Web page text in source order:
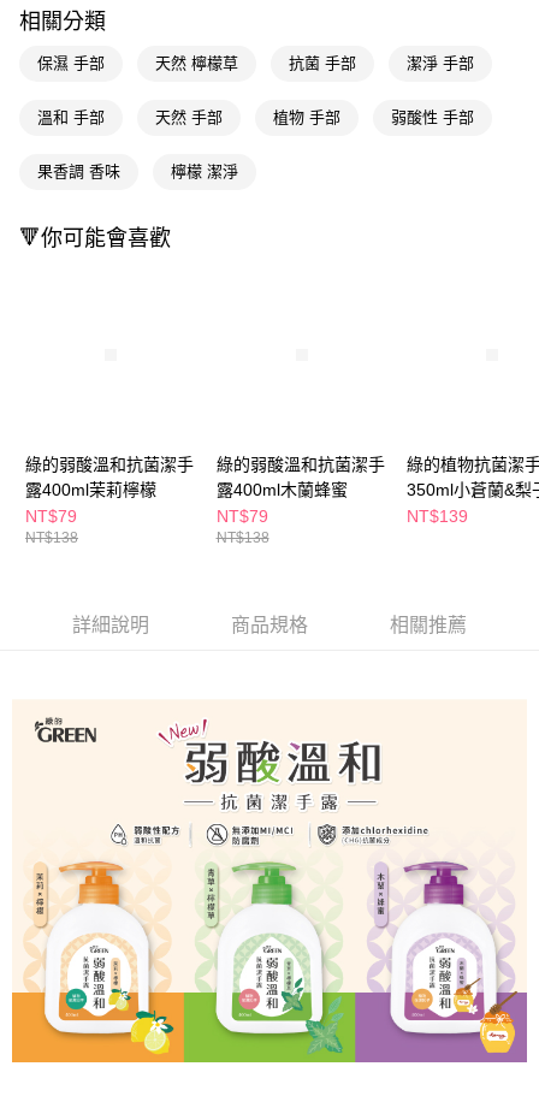
便利好安心！
１．簡單：不需註冊會員、不需綁卡、不需儲值。
２．便利：只要手機號碼，簡訊認證，即可結帳。
３．安心：先確認商品／服務後，再付款。
【「AFTEE先享後付」結帳流程】
結帳頁面，進行簡訊認證並確認金額後，即可完成結帳。
２．訂單成立數日內，您將收到繳費通知簡訊。
ATM／網路銀行／等多元方式進行付款，方視為交易完成。
※ 請注意：結帳手續完成當下不需立刻繳費，但若您需要取消訂單，請聯絡
權轉讓予恩沛科技股份有限公司。
２．關於個人資料處理事宜，請瀏覽以下網址：
https://aftee.tw/terms/#terms3
３．未成年的使用者請事先徵得法定代理人或監護人之同意方可使用
時審查核予不同之上限額度；若仍有額度不足之情形，本公司將視審查結果
請求用戶進行身份認證。
每筆NT$65，滿NT$390(含以上)免運費
付款後全家取貨
萊爾富取貨付款
付款後7-11取貨
每筆NT$65，滿NT$490(含以上)免運費
宅配(本島)
付款後寶雅門市自取(由倉庫統一出貨)
相關分類
保濕 手部 天然 檸檬草 抗菌 手部 潔淨 手部
溫和 手部 天然 手部 植物 手部 弱酸性 手部
果香調 香味 檸檬 潔淨
🔻你可能會喜歡
綠的弱酸溫和抗菌潔手
露400ml茉莉檸檬
NT$79
NT$138
綠的弱酸溫和抗菌潔手
露400ml木蘭蜂蜜
NT$79
NT$138
綠的植物抗菌潔
350ml小蒼蘭&梨
NT$139
詳細說明 商品規格 相關推薦